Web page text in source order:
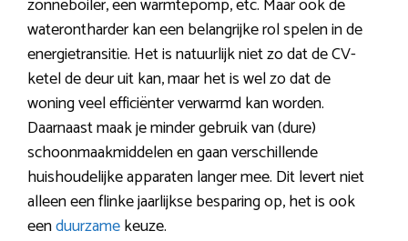
waterontharder kan een belangrijke rol spelen in de
energietransitie. Het is natuurlijk niet zo dat de CV-
ketel de deur uit kan, maar het is wel zo dat de
woning veel efficiënter verwarmd kan worden.
Daarnaast maak je minder gebruik van (dure)
schoonmaakmiddelen en gaan verschillende
huishoudelijke apparaten langer mee. Dit levert niet
alleen een flinke jaarlijkse besparing op, het is ook
eenduurzamekeuze.